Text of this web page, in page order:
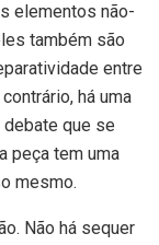
elementos não-
também são
entre
há uma
que se
peça tem uma
mesmo.
Não há sequer